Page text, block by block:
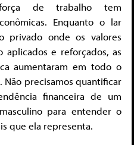
de trabalho tem
Enquanto o lar
privado onde os valores
aplicados e reforçados, as
aumentaram em todo o
precisamos quantificar
financeira de um
para entender o
que ela representa.